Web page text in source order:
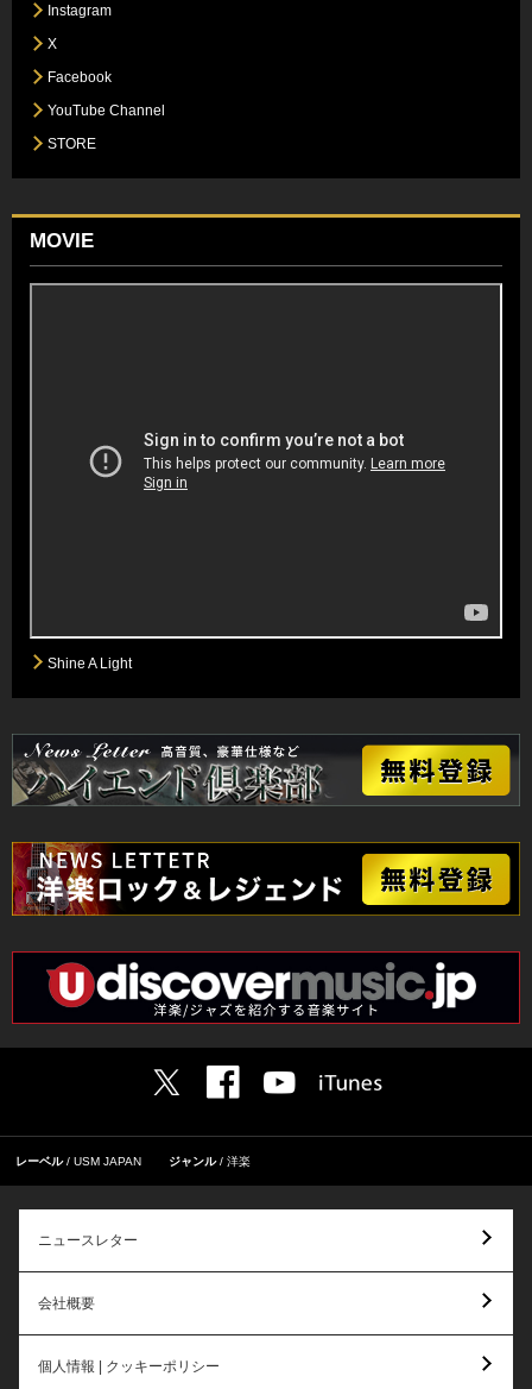
Instagram
X
Facebook
YouTube Channel
STORE
MOVIE
Shine A Light
レーベル USM JAPAN ジャンル 洋楽
ニュースレター
会社概要
個人情報 | クッキーポリシー